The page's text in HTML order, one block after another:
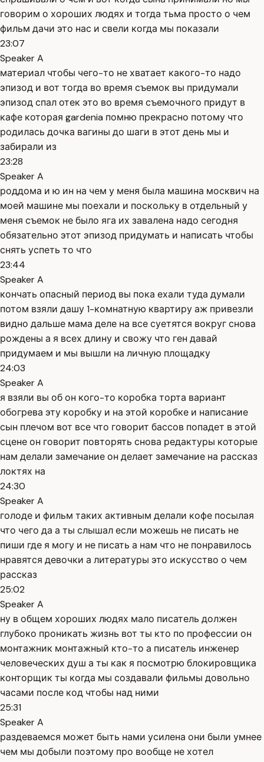
говорим о хороших людях и тогда тьма просто о чем
фильм дачи это нас и свели когда мы показали
23:07
Speaker A
материал чтобы чего-то не хватает какого-то надо
эпизод и вот тогда во время съемок вы придумали
эпизод спал отек это во время съемочного придут в
кафе которая gardenia помню прекрасно потому что
родилась дочка вагины до шаги в этот день мы и
забирали из
23:28
Speaker A
роддома и ю ин на чем у меня была машина москвич на
моей машине мы поехали и поскольку в отдельный у
меня съемок не было яга их завалена надо сегодня
обязательно этот эпизод придумать и написать чтобы
снять успеть то что
23:44
Speaker A
кончать опасный период вы пока ехали туда думали
потом взяли дашу 1-комнатную квартиру аж привезли
видно дальше мама деле на все суетятся вокруг снова
рождены а я всех длину и свожу что ген давай
придумаем и мы вышли на личную площадку
24:03
Speaker A
я взяли вы об он кого-то коробка торта вариант
обогрева эту коробку и на этой коробке и написание
сын плечом вот все что говорит бассов попадет в этой
сцене он говорит повторять снова редактуры которые
нам делали замечание он делает замечание на рассказ
локтях на
24:30
Speaker A
голоде и фильм таких активным делали кофе посылая
что чего да а ты слышал если можешь не писать не
пиши где я могу и не писать а нам что не понравилось
нравятся девочки а литературы это искусство о чем
рассказ
25:02
Speaker A
ну в общем хороших людях мало писатель должен
глубоко проникать жизнь вот ты кто по профессии он
монтажник монтажный кто-то а писатель инженер
человеческих душ а ты как я посмотрю блокировщика
конторщик ты когда мы создавали фильмы довольно
часами после код чтобы над ними
25:31
Speaker A
раздеваемся может быть нами усилена они были умнее
чем мы добыли поэтому про вообще не хотел